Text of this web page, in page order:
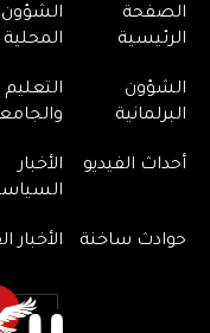
الصفحة
الرئيسية
الشؤون
المحلية
الشؤون
البرلمانية
التعليم
أحداث الفيديو
الأخبار
حوادث ساخنة الأخبار